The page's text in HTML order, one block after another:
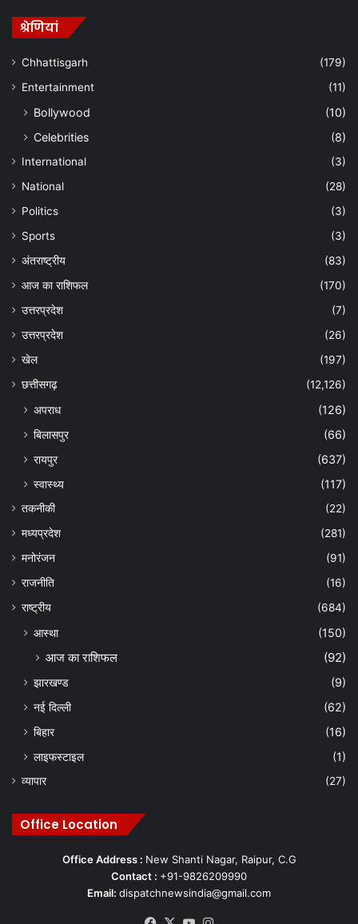
श्रेणियां
Chhattisgarh
(179)
Entertainment
(11)
Bollywood
(10)
Celebrities
(8)
International
(3)
National
(28)
Politics
(3)
Sports
(3)
अंतराष्ट्रीय
(83)
आज का राशिफल
(170)
उत्तरप्रदेश
(7)
उत्तरप्रदेश
(26)
खेल
(197)
छत्तीसगढ़
(12,126)
अपराध
(126)
बिलासपुर
(66)
रायपुर
(637)
स्वास्थ्य
(117)
तकनीकी
(22)
मध्यप्रदेश
(281)
मनोरंजन
(91)
राजनीति
(16)
राष्ट्रीय
(684)
आस्था (150)
आज का राशिफल (92)
झारखण्ड
(9)
नई दिल्ली
(62)
बिहार
(16)
लाइफस्टाइल
(1)
व्यापार (27)
Office Location
Office Address : New Shanti Nagar, Raipur, C.G
Contact : +91-9826209990
Email: dispatchnewsindia@gmail.com